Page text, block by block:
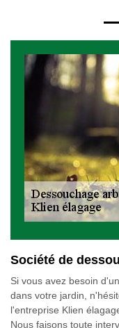
Société de
Si vous avez besoin
dans votre jardin,
l'entreprise Klien
Nous faisons toute